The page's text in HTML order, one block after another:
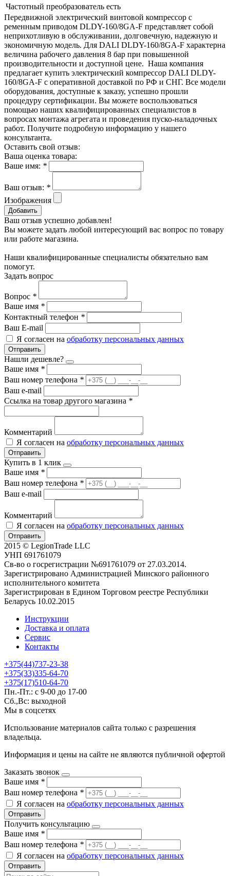
Частотный преобразователь есть
Передвижной электрический винтовой компрессор с
ременным приводом DLDY-160/8GA-F представляет собой
неприхотливую в обслуживании, долговечную, надежную и
экономичную модель. Для DALI DLDY-160/8GA-F характерна
величина рабочего давления 8 бар при повышенной
производительности и доступной цене. Наша компания
предлагает купить электрический компрессор DALI DLDY-
160/8GA-F с оперативной доставкой по РФ и СНГ. Все модели
оборудования, доступные к заказу, успешно прошли
процедуру сертификации. Вы можете воспользоваться
помощью наших квалифицированных специалистов в
вопросах монтажа агрегата и проведения пуско-наладочных
работ. Получите подробную информацию у нашего
консультанта.
Оставить свой отзыв:
Ваша оценка товара:
Ваше имя: *
Ваш отзыв: *
Изображения
Добавить
Ваш отзыв успешно добавлен!
Вы можете задать любой интересующий вас вопрос по товару
или работе магазина.
Наши квалифицированные специалисты обязательно вам
помогут.
Задать вопрос
Вопрос *
Ваше имя *
Контактный телефон *
Ваш E-mail
Я согласен на обработку персональных данных
Отправить
Нашли дешевле?
Ваше имя *
Ваш номер телефона *
Ваш e-mail
Ссылка на товар другого магазина *
Комментарий
Я согласен на обработку персональных данных
Отправить
Купить в 1 клик
Ваше имя *
Ваш номер телефона *
Ваш e-mail
Комментарий
Я согласен на обработку персональных данных
Отправить
2015 © LegionTrade LLC
УНП 691761079
Св-во о госрегистрации №691761079 от 27.03.2014.
Зарегистрировано Администрацией Минского районного
исполнительного комитета
Зарегистрирован в Едином Торговом реестре Республики
Беларусь 10.02.2015
Инструкции
Доставка и оплата
Сервис
Контакты
+375(44)737-23-38
+375(33)335-64-70
+375(17)510-64-70
Пн.-Пт.: с 9-00 до 17-00
Сб.,Вс: выходной
Мы в соцсетях
Использование материалов сайта только с разрешения
владельца.
Информация и цены на сайте не являются публичной офертой
Заказать звонок
Ваше имя *
Ваш номер телефона *
Я согласен на обработку персональных данных
Отправить
Получить консультацию
Ваше имя *
Ваш номер телефона *
Я согласен на обработку персональных данных
Отправить